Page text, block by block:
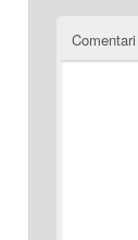
Comentari